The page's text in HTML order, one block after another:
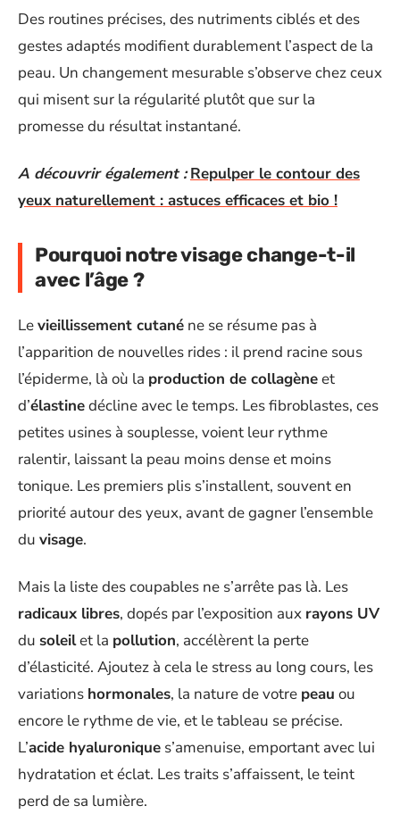
Des routines précises, des nutriments ciblés et des
gestes adaptés modifient durablement l’aspect de la
peau. Un changement mesurable s’observe chez ceux
qui misent sur la régularité plutôt que sur la
promesse du résultat instantané.
A découvrir également : Repulper le contour des
yeux naturellement : astuces efficaces et bio !
Pourquoi notre visage change-t-il
avec l’âge ?
Levieillissement cutané ne se résume pas à
l’apparition de nouvelles rides : il prend racine sous
l’épiderme, là où la production de collagèneet
d’élastinedécline avec le temps. Les fibroblastes, ces
petites usines à souplesse, voient leur rythme
ralentir, laissant la peau moins dense et moins
tonique. Les premiers plis s’installent, souvent en
priorité autour des yeux, avant de gagner l’ensemble
du visage.
Mais la liste des coupables ne s’arrête pas là. Les
radicaux libres, dopés par l’exposition aux rayons UV
du soleilet la pollution, accélèrent la perte
d’élasticité. Ajoutez à cela le stress au long cours, les
variations hormonales, la nature de votre peau ou
encore le rythme de vie, et le tableau se précise.
L’acide hyaluronique s’amenuise, emportant avec lui
hydratation et éclat. Les traits s’affaissent, le teint
perd de sa lumière.